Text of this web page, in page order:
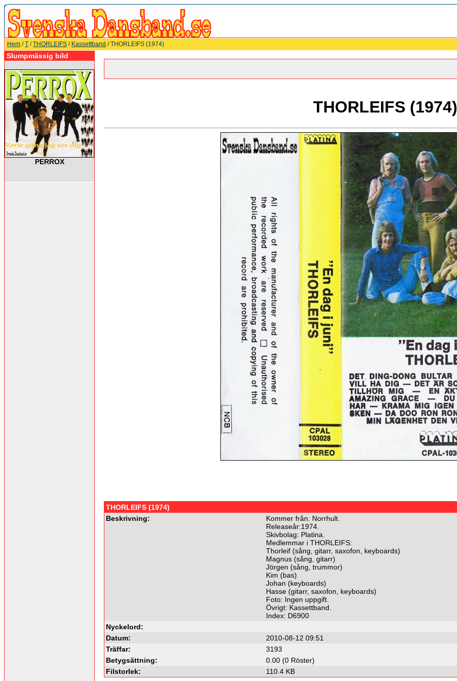
Hem /T /THORLEIFS / Kassettband / THORLEIFS (1974)
Slumpmässig bild
PERROX
THORLEIFS (1974)
THORLEIFS (1974)
Beskrivning:
Kommer från: Norrhult.
Releaseår:1974.
Skivbolag: Platina.
Medlemmar i THORLEIFS:
Thorleif (sång, gitarr, saxofon, keyboards)
Magnus (sång, gitarr)
Jörgen (sång, trummor)
Kim (bas)
Johan (keyboards)
Hasse (gitarr, saxofon, keyboards)
Foto: Ingen uppgift.
Övrigt: Kassettband.
Index: D6900
Nyckelord:
Datum:
2010-08-12 09:51
Träffar:
3193
Betygsättning:
0.00 (0 Röster)
Filstorlek:
110.4 KB